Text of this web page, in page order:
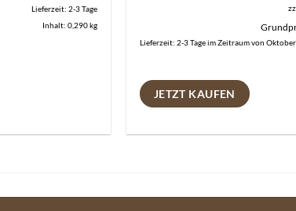
Lieferzeit: 2-3 Tage
Inhalt: 0,290kg
Lieferzeit:2-3 Tage im Zeitraum von
JETZT KAUFEN